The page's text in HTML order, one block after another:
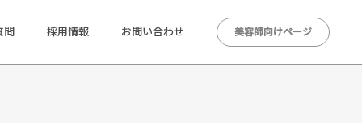
問 採用情報 お問い合わせ 美容師向けページ